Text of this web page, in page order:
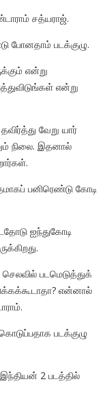
சத்யராஜ்.
படக்குழு.
என்று
என்று
வேறு யார்
நிலை. இதனால்
பனிரெண்டு கோடி
ஐந்துகோடி
படமெடுத்துக்
என்னால்
படக்குழு
2 படத்தில்